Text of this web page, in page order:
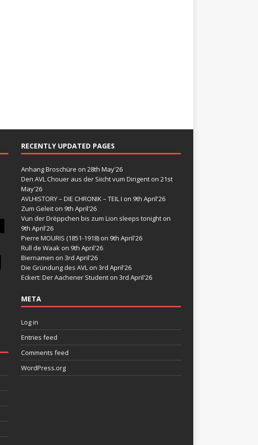
RECENTLY UPDATED PAGES
Anhang Broschüre on 28th May'26
Den AVL Chouer aus der Siicht vum Dirigenton 21st
May'26
AVLHISTORY – DIE CHRONIK – TEIL I on 9th April'26
Zum Geleiton 9th April'26
Vun der Drëppchen bis zum Lion sleeps tonighton
9th April'26
Pierre MOURIS (1851-1918)on 9th April'26
Rull de Waakon 9th April'26
Biernamen on 3rd April'26
Die Gründung des AVLon 3rd April'26
Eckert: Der Aachener Studenton 3rd April'26
META
Log in
Entries feed
Comments feed
WordPress.org